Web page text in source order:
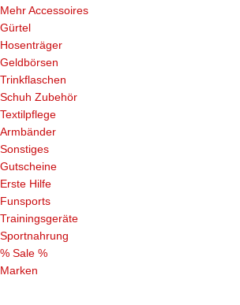
Mehr Accessoires
Gürtel
Hosenträger
Geldbörsen
Trinkflaschen
Schuh Zubehör
Textilpflege
Armbänder
Sonstiges
Gutscheine
Erste Hilfe
Funsports
Trainingsgeräte
Sportnahrung
% Sale %
Marken